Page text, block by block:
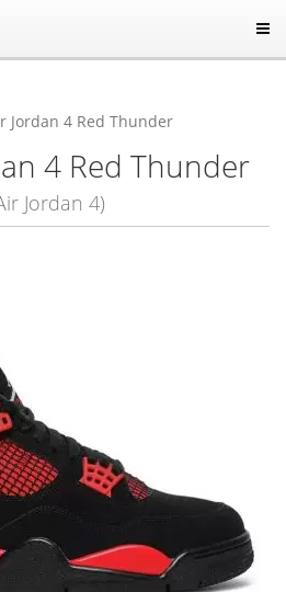
Jordan 4 Red Thunder
4 Red Thunder
Jordan 4)